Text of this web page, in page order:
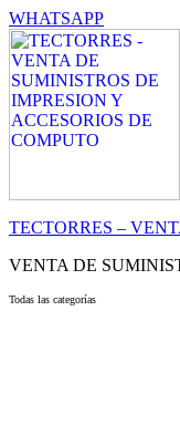
WHATSAPP
TECTORRES –
VENTA DE
Todas las categorías